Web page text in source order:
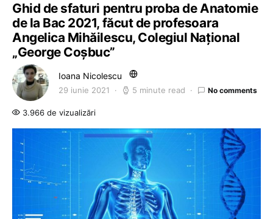
Ghid de sfaturi pentru proba de Anatomie
de la Bac 2021, făcut de profesoara
Angelica Mihăilescu, Colegiul Național
„George Coșbuc”
Ioana Nicolescu
29 iunie 2021 5 minute read No comments
3.966 de vizualizări